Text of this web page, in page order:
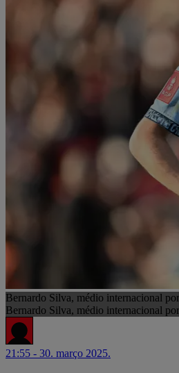
Bernardo Silva, médio internacional
Bernardo Silva, médio internacional
21:55 - 30. março 2025.